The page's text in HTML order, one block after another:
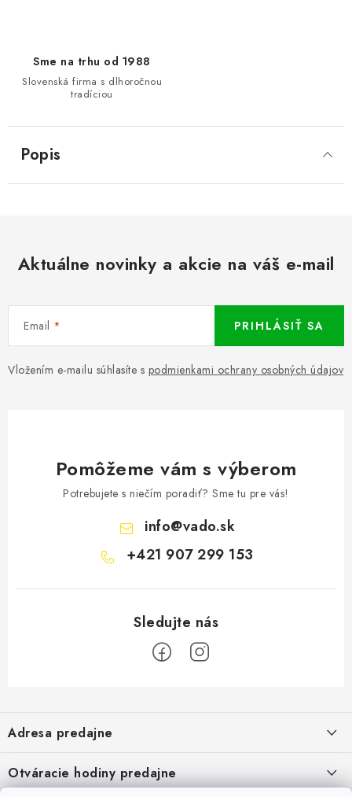
Sme na trhu od 1988
Slovenská firma s dlhoročnou
tradíciou
Popis
Aktuálne novinky a akcie na váš e-mail
Email
Vložením e-mailu súhlasíte s podmienkami ochrany osobných údajov
PRIHLÁSIŤ SA
Pomôžeme vám s výberom
Potrebujete s niečím poradiť? Sme tu pre vás!
info@vado.sk
+421 907 299 153
p
ä
t
Adresa predajne
Pekárska 4, 941 31 Dvory nad Žitavou
Otváracie hodiny predajne